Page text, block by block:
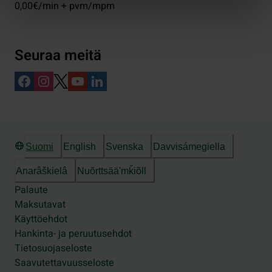
0,00€/min + pvm/mpm
Seuraa meitä
Suomi English Svenska Davvisámegiella
Anarâškielâ Nuõrttsääʹmǩiõll
Palaute
Maksutavat
Käyttöehdot
Hankinta- ja peruutusehdot
Tietosuojaseloste
Saavutettavuusseloste